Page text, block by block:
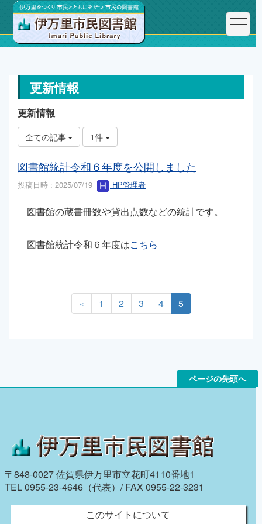
トップページ 更新情報
更新情報
更新情報
全ての記事 1件
図書館統計令和６年度を公開しました
投稿日時 : 2025/07/19 HP管理者
図書館の蔵書冊数や貸出点数などの統計です。
図書館統計令和６年度はこちら
« 1 2 3 4 5
ページの先頭へ
〒848-0027 佐賀県伊万里市立花町4110番地1
TEL 0955-23-4646（代表）/ FAX 0955-22-3231
このサイトについて